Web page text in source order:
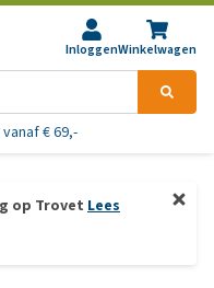
InloggenWinkelwagen
€ 69,-
op Trovet Lees